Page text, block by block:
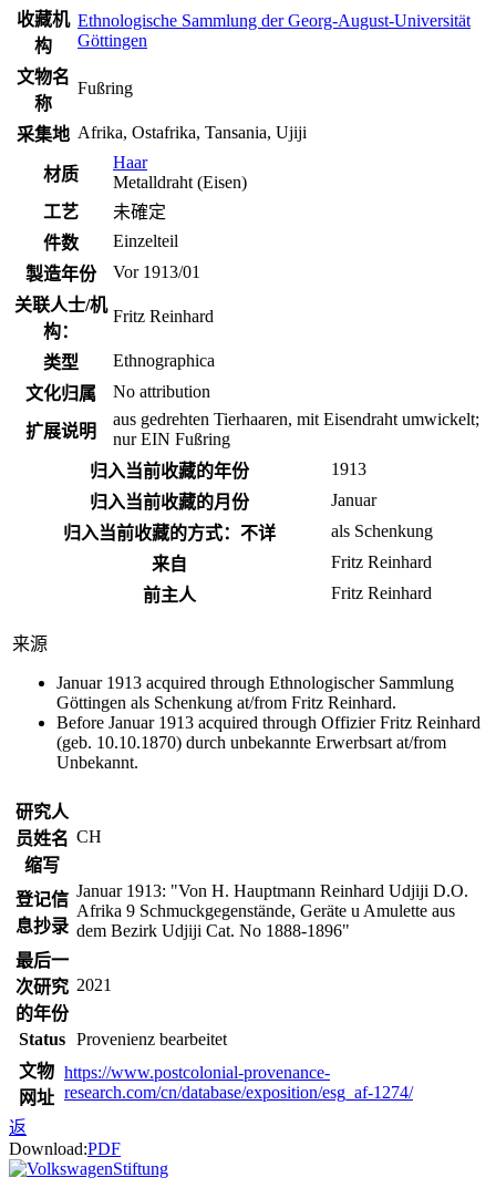
收藏机
构
Ethnologische Sammlung der Georg-August-Universität
Göttingen
文物名
称
Fußring
采集地 Afrika, Ostafrika, Tansania, Ujiji
材质
Haar
Metalldraht (Eisen)
工艺
未確定
件数
Einzelteil
製造年份
Vor 1913/01
关联人士/机
构：
Fritz Reinhard
类型
Ethnographica
文化归属
No attribution
扩展说明
aus gedrehten Tierhaaren, mit Eisendraht umwickelt;
nur EIN Fußring
归入当前收藏的年份
1913
归入当前收藏的月份
Januar
归入当前收藏的方式：不详
als Schenkung
来自
Fritz Reinhard
前主人
Fritz Reinhard
来源
Januar 1913 acquired through Ethnologischer Sammlung
Göttingen als Schenkung at/from Fritz Reinhard.
Before Januar 1913 acquired through Offizier Fritz Reinhard
(geb. 10.10.1870) durch unbekannte Erwerbsart at/from
Unbekannt.
研究人
员姓名
缩写
CH
登记信
息抄录
Januar 1913: "Von H. Hauptmann Reinhard Udjiji D.O.
Afrika 9 Schmuckgegenstände, Geräte u Amulette aus
dem Bezirk Udjiji Cat. No 1888-1896"
最后一
次研究
的年份
2021
Status Provenienz bearbeitet
文物
网址
https://www.postcolonial-provenance-
research.com/cn/database/exposition/esg_af-1274/
返
Download:PDF